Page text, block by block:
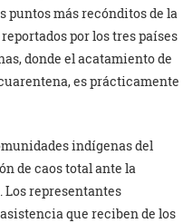
puntos más recónditos de la
por los tres países
donde el acatamiento de
es prácticamente
indígenas del
de caos total ante la
representantes
que reciben de los